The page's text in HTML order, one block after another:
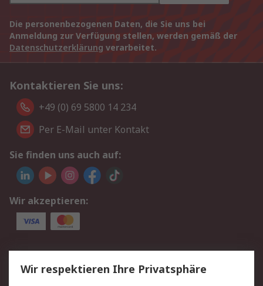
Die personenbezogenen Daten, die Sie uns bei
Anmeldung zur Verfügung stellen, werden gemäß der
Datenschutzerklärung verarbeitet.
Kontaktieren Sie uns:
+49 (0) 69 5800 14 234
Per E-Mail unter Kontakt
Sie finden uns auch auf:
Wir akzeptieren:
Service
Value Added Services
Lieferlösungen
Wir respektieren Ihre Privatsphäre